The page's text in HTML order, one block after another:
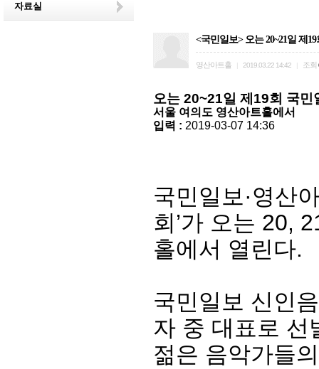
자료실
<국민일보> 오는 20~21일 제
영산아트홀 2019.03.22 14:42 조회
오는 20~21일 제19회 국민
서울 여의도 영산아트홀에서
입력 : 2019-03-07 14:36
국민일보·영산
회’가 오는 20,
홀에서 열린다.
국민일보 신인
자 중 대표로 선
젊은 음악가들